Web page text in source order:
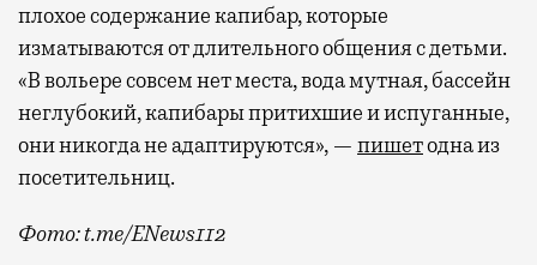
плохое содержание капибар, которые
изматываются от длительного общения с детьми.
«В вольере совсем нет места, вода мутная, бассейн
неглубокий, капибары притихшие и испуганные,
они никогда не адаптируются», — пишетодна из
посетительниц.
Фото: t.me/ENews112